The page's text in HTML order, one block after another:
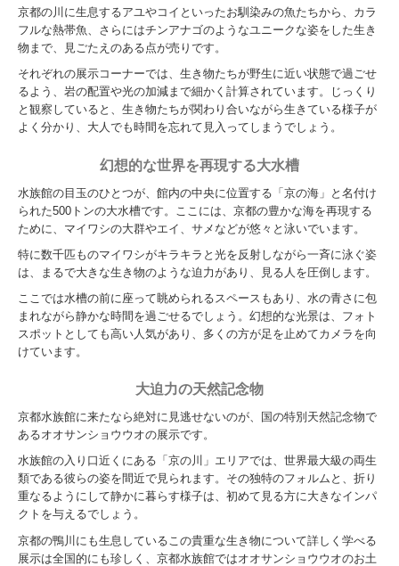
京都の川に生息するアユやコイといったお馴染みの魚たちから、カラ
フルな熱帯魚、さらにはチンアナゴのようなユニークな姿をした生き
物まで、見ごたえのある点が売りです。
それぞれの展示コーナーでは、生き物たちが野生に近い状態で過ごせ
るよう、岩の配置や光の加減まで細かく計算されています。じっくり
と観察していると、生き物たちが関わり合いながら生きている様子が
よく分かり、大人でも時間を忘れて見入ってしまうでしょう。
幻想的な世界を再現する大水槽
水族館の目玉のひとつが、館内の中央に位置する「京の海」と名付け
られた500トンの大水槽です。ここには、京都の豊かな海を再現する
ために、マイワシの大群やエイ、サメなどが悠々と泳いでいます。
特に数千匹ものマイワシがキラキラと光を反射しながら一斉に泳ぐ姿
は、まるで大きな生き物のような迫力があり、見る人を圧倒します。
ここでは水槽の前に座って眺められるスペースもあり、水の青さに包
まれながら静かな時間を過ごせるでしょう。幻想的な光景は、フォト
スポットとしても高い人気があり、多くの方が足を止めてカメラを向
けています。
大迫力の天然記念物
京都水族館に来たなら絶対に見逃せないのが、国の特別天然記念物で
あるオオサンショウウオの展示です。
水族館の入り口近くにある「京の川」エリアでは、世界最大級の両生
類である彼らの姿を間近で見られます。その独特のフォルムと、折り
重なるようにして静かに暮らす様子は、初めて見る方に大きなインパ
クトを与えるでしょう。
京都の鴨川にも生息しているこの貴重な生き物について詳しく学べる
展示は全国的にも珍しく、京都水族館ではオオサンショウウオのお土